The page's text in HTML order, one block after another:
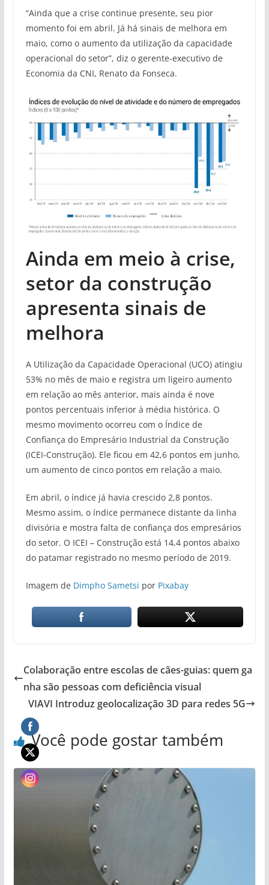
“Ainda que a crise continue presente, seu pior
momento foi em abril. Já há sinais de melhora em
maio, como o aumento da utilização da capacidade
operacional do setor”, diz o gerente-executivo de
Economia da CNI, Renato da Fonseca.
Ainda em meio à crise,
setor da construção
apresenta sinais de
melhora
A Utilização da Capacidade Operacional (UCO) atingiu
53% no mês de maio e registra um ligeiro aumento
em relação ao mês anterior, mais ainda é nove
pontos percentuais inferior à média histórica. O
mesmo movimento ocorreu com o Índice de
Confiança do Empresário Industrial da Construção
(ICEI-Construção). Ele ficou em 42,6 pontos em junho,
um aumento de cinco pontos em relação a maio.
Em abril, o índice já havia crescido 2,8 pontos.
Mesmo assim, o índice permanece distante da linha
divisória e mostra falta de confiança dos empresários
do setor. O ICEI – Construção está 14,4 pontos abaixo
do patamar registrado no mesmo período de 2019.
Imagem de Dimpho Sametsi por Pixabay
Colaboração entre escolas de cães-guias: quem ga
nha são pessoas com deficiência visual
VIAVI Introduz geolocalização 3D para redes 5G
Você pode gostar também